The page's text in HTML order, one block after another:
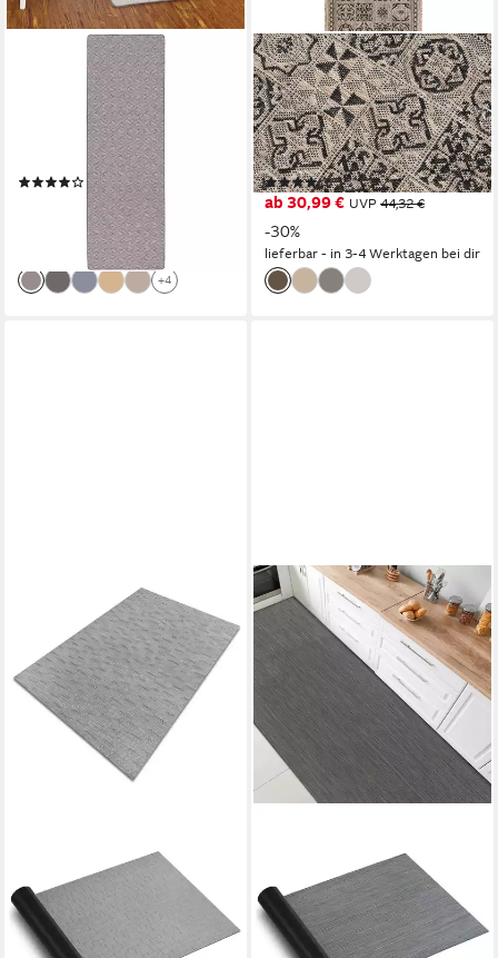
SNAPSTYLE
Läufer In- und Outdoor
Teppich Läufer Beidseitig
Newport, Rechteckig, Höhe: 3
(6)
ab 34,90 € UVP 49,90 €
lieferbar - in 4-5 Werktagen bei dir
+4
TAPISO
Küchenläufer MELISSA,
rechteckig, Höhe: 6 mm,
Indoor & Outdoor, UV-
beständig, wetterfest, modern
(13)
ab 30,99 € UVP 44,32 €
-30%
lieferbar - in 3-4 Werktagen bei dir